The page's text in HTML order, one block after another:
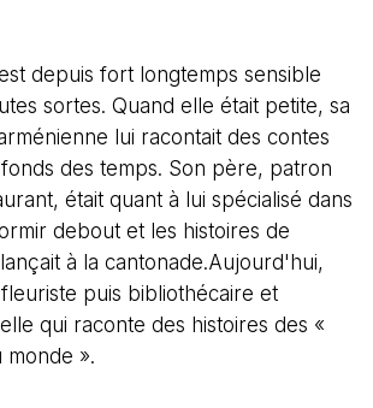
depuis fort longtemps sensible
sortes. Quand elle était petite, sa
lui racontait des contes
des temps. Son père, patron
était quant à lui spécialisé dans
debout et les histoires de
à la cantonade.Aujourd'hui,
puis bibliothécaire et
qui raconte des histoires des «
monde ».